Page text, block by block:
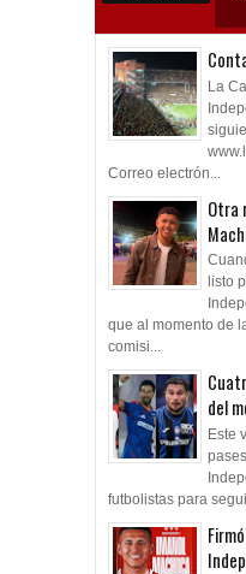
La
Correo electrón...
Otra
listo
que al momento de
comisi...
del
Este
futbolistas para